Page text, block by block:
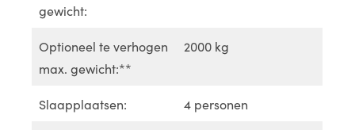
gewicht:
Optioneel te verhogen
max. gewicht:**
2000 kg
Slaapplaatsen: 4 personen